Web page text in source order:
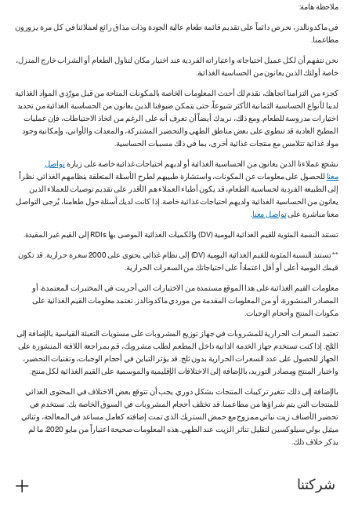
ملاحظة هامة:
في ماكدونالدز، نحرص دائماً على تقديم قائمة طعام عالية الجودة وذات مذاق رائع لعملائنا في كل مرة يزورون
مطاعمنا.
نحن نتفهم أن لكل عميل احتياجاته واعتباراته الفردية عند اختيار مكان لتناول الطعام أو الشراب خارج المنزل،
خاصة أولئك الذين يعانون من الحساسية الغذائية.
كجزء من التزامنا اتجاهك، نقدم لك أحدث المعلومات الخاصة بالمكونات المتاحة من قبل مورّدي المواد الغذائية
لدينا لأنواع الحساسية الثمانية الأكثر شيوعاً، حتى يتمكن ضيوفنا الذين يعانون من الحساسية الغذائية من تحديد
اختيارات مدروسة للطعام. ومع ذلك، نريدك أيضاً أن تعرف أنه على الرغم من اتخاذ الاحتياطات، فإن عمليات
المطبخ العادية قد تنطوي على بعض مناطق الطهي والتحضير المشتركة، والمعدات والأواني، وإمكانية وجود
مواد غذائية تتلامس مع منتجات غذائية أخرى، بما في ذلك مسببات الحساسية.
نشجع عملاءنا الذين يعانون من الحساسية الغذائية أو لديهم احتياجات غذائية خاصة على زيارةتواصل
معنا للحصول على معلومات عن المكونات، واستشارة طبيبهم لطرح الأسئلة المتعلقة بنظامهم الغذائي. نظراً
إلى الطبيعة الفردية لحساسية الطعام، قد يكون أطباء العملاء هم الأقدر على تقديم توصيات للعملاء الذين
يعانون من الحساسية الغذائية ولديهم احتياجات غذائية خاصة. إذا كانت لديك أسئلة حول طعامنا، يُرجى التواصل
معنا مباشرة علىتواصل معنا.
تستند النسبة المئوية للقيم الغذائية اليومية (DV) والكميات الغذائية الموصى بها RDIs إلى القيم غير المقيدة.
** تستند النسبة المئوية للقيم الغذائية اليومية (DV) إلى نظام غذائي يحتوي على 2000 سعرة حرارية. قد تكون
قيمك اليومية أعلى أو أقل اعتماداً على احتياجاتك من السعرات الحرارية.
معلومات القيم الغذائية على هذا الموقع مستمدة من الاختبارات التي أجريت في المختبرات المعتمدة، أو
المصادر المنشورة، أو من المعلومات المقدمة من موردي ماكدونالدز. تعتمد معلومات القيم الغذائية على
مكونات المنتج وأحجام الوجبات.
تعتمد السعرات الحرارية للمشروبات في جهاز توزيع المشروبات على مستويات التعبئة القياسية بالإضافة إلى
الثلج. إذا كنت تستخدم جهاز الخدمة الذاتية داخل المطعم لطلب مشروبك، قم بمراجعة اللافتة المنشورة على
الجهاز للحصول على عدد السعرات الحرارية بدون ثلج. قد يؤثر التباين في أحجام الوجبات، وتقنيات التحضير،
واختبار المنتج ومصادر التوريد، بالإضافة إلى الاختلافات الإقليمية والموسمية على القيم الغذائية لكل منتج.
بالإضافة إلى ذلك، تتغير تركيبات المنتجات بشكل دوري. يجب أن تتوقع بعض الاختلاف في المحتوى الغذائي
للمنتجات التي يتم شراؤها من مطاعمنا. قد تختلف أحجام المشروبات في السوق الخاصة بك. نستخدم في
تحضير الأصناف زيت نباتي ممزوج مع حمض الستريك الذي تمت إضافته كعامل مساعد في المعالجة، وثنائي
ميثيل بولي سيلوكسين لتقليل تناثر الزيت عند الطهي. هذه المعلومات صحيحة اعتباراً من مايو 2020، ما لم
يذكر خلاف ذلك.
شركتنا